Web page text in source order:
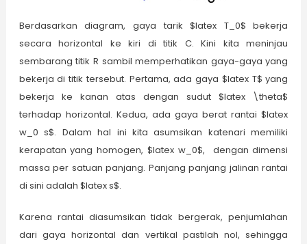
Berdasarkan diagram, gaya tarik $latex T_0$ bekerja
secara horizontal ke kiri di titik C. Kini kita meninjau
sembarang titik R sambil memperhatikan gaya-gaya yang
bekerja di titik tersebut. Pertama, ada gaya $latex T$ yang
bekerja ke kanan atas dengan sudut $latex \theta$
terhadap horizontal. Kedua, ada gaya berat rantai $latex
w_0 s$. Dalam hal ini kita asumsikan katenari memiliki
kerapatan yang homogen, $latex w_0$, dengan dimensi
massa per satuan panjang. Panjang panjang jalinan rantai
di sini adalah $latex s$.
Karena rantai diasumsikan tidak bergerak, penjumlahan
dari gaya horizontal dan vertikal pastilah nol, sehingga